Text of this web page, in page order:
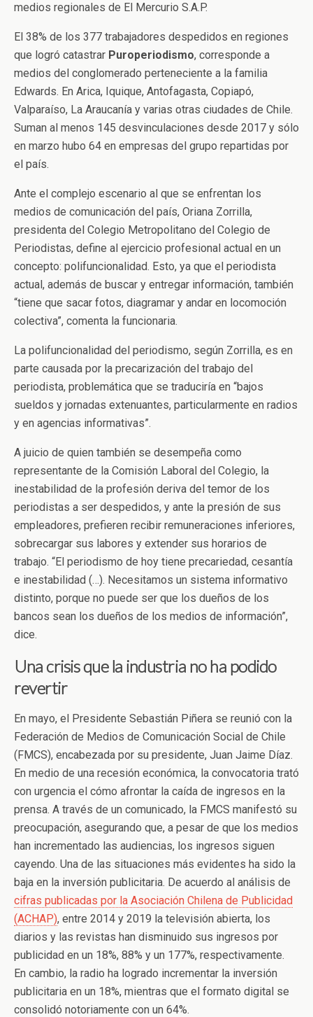
medios regionales de El Mercurio S.A.P.
El 38% de los 377 trabajadores despedidos en regiones
que logró catastrar Puroperiodismo, corresponde a
medios del conglomerado perteneciente a la familia
Edwards. En Arica, Iquique, Antofagasta, Copiapó,
Valparaíso, La Araucanía y varias otras ciudades de Chile.
Suman al menos 145 desvinculaciones desde 2017 y sólo
en marzo hubo 64 en empresas del grupo repartidas por
el país.
Ante el complejo escenario al que se enfrentan los
medios de comunicación del país, Oriana Zorrilla,
presidenta del Colegio Metropolitano del Colegio de
Periodistas, define al ejercicio profesional actual en un
concepto: polifuncionalidad. Esto, ya que el periodista
actual, además de buscar y entregar información, también
“tiene que sacar fotos, diagramar y andar en locomoción
colectiva”, comenta la funcionaria.
La polifuncionalidad del periodismo, según Zorrilla, es en
parte causada por la precarización del trabajo del
periodista, problemática que se traduciría en “bajos
sueldos y jornadas extenuantes, particularmente en radios
y en agencias informativas”.
A juicio de quien también se desempeña como
representante de la Comisión Laboral del Colegio, la
inestabilidad de la profesión deriva del temor de los
periodistas a ser despedidos, y ante la presión de sus
empleadores, prefieren recibir remuneraciones inferiores,
sobrecargar sus labores y extender sus horarios de
trabajo. “El periodismo de hoy tiene precariedad, cesantía
e inestabilidad (…). Necesitamos un sistema informativo
distinto, porque no puede ser que los dueños de los
bancos sean los dueños de los medios de información”,
dice.
Una crisis que la industria no ha podido
revertir
En mayo, el Presidente Sebastián Piñera se reunió con la
Federación de Medios de Comunicación Social de Chile
(FMCS), encabezada por su presidente, Juan Jaime Díaz.
En medio de una recesión económica, la convocatoria trató
con urgencia el cómo afrontar la caída de ingresos en la
prensa. A través de un comunicado, la FMCS manifestó su
preocupación, asegurando que, a pesar de que los medios
han incrementado las audiencias, los ingresos siguen
cayendo. Una de las situaciones más evidentes ha sido la
baja en la inversión publicitaria. De acuerdo al análisis de
cifras publicadas por la Asociación Chilena de Publicidad
(ACHAP), entre 2014 y 2019 la televisión abierta, los
diarios y las revistas han disminuido sus ingresos por
publicidad en un 18%, 88% y un 177%, respectivamente.
En cambio, la radio ha logrado incrementar la inversión
publicitaria en un 18%, mientras que el formato digital se
consolidó notoriamente con un 64%.